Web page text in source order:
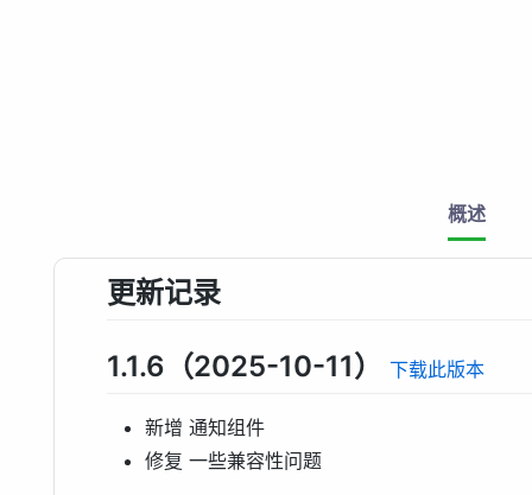
概述
更新记录
1.1.6（2025-10-11） 下载此版本
新增 通知组件
修复 一些兼容性问题